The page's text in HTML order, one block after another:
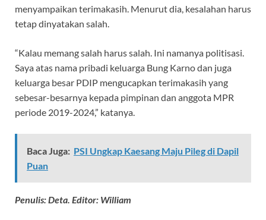
menyampaikan terimakasih. Menurut dia, kesalahan harus
tetap dinyatakan salah.
“Kalau memang salah harus salah. Ini namanya politisasi.
Saya atas nama pribadi keluarga Bung Karno dan juga
keluarga besar PDIP mengucapkan terimakasih yang
sebesar-besarnya kepada pimpinan dan anggota MPR
periode 2019-2024,” katanya.
Baca Juga: PSI Ungkap Kaesang Maju Pileg di Dapil
Puan
Penulis: Deta. Editor: William